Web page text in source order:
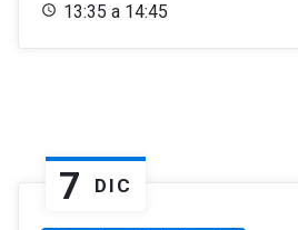
13:35 a 14:45
7 DIC